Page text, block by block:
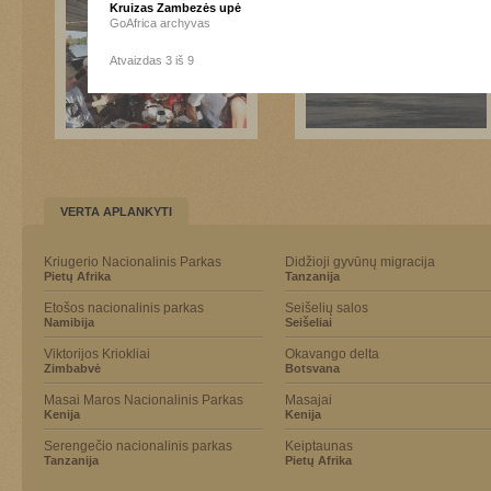
VERTA APLANKYTI
Kriugerio Nacionalinis Parkas
Pietų Afrika
Etošos nacionalinis parkas
Namibija
Viktorijos Kriokliai
Zimbabvė
Masai Maros Nacionalinis Parkas
Kenija
Serengečio nacionalinis parkas
Tanzanija
Didžioji gyvūnų migracija
Tanzanija
Seišelių salos
Seišeliai
Okavango delta
Botsvana
Masajai
Kenija
Keiptaunas
Pietų Afrika
Kruizas Zambezės upė
GoAfrica archyvas
Atvaizdas 3 iš 9